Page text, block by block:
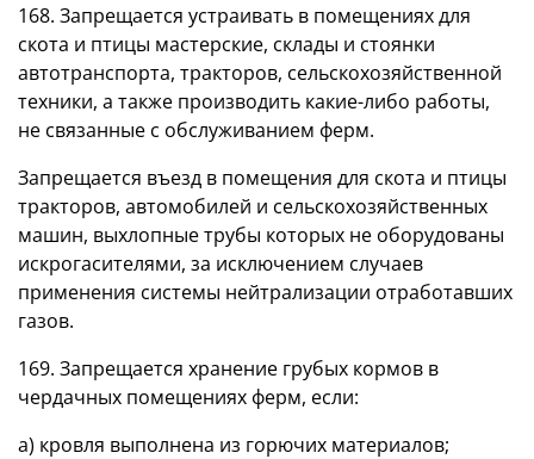
168. Запрещается устраивать в помещениях для
скота и птицы мастерские, склады и стоянки
автотранспорта, тракторов, сельскохозяйственной
техники, а также производить какие-либо работы,
не связанные с обслуживанием ферм.
Запрещается въезд в помещения для скота и птицы
тракторов, автомобилей и сельскохозяйственных
машин, выхлопные трубы которых не оборудованы
искрогасителями, за исключением случаев
применения системы нейтрализации отработавших
газов.
169. Запрещается хранение грубых кормов в
чердачных помещениях ферм, если:
а) кровля выполнена из горючих материалов;